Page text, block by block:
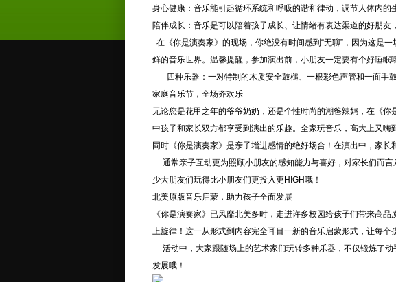
身心健康：音乐能引起循环系统和呼吸的谐和律动，调节人体内
陪伴成长：音乐是可以陪着孩子成长、让情绪有表达渠道的好朋友
在《你是演奏家》的现场，你绝没有时间感到“无聊”，因为这是
鲜的音乐世界。温馨提醒，参加演出前，小朋友一定要有个好睡眠
四种乐器：一对特制的木质安全鼓槌、一根彩色声管和一面手鼓
家庭音乐节，全场齐欢乐
无论您是花甲之年的爷爷奶奶，还是个性时尚的潮爸辣妈，在《
中孩子和家长双方都享受到演出的乐趣。全家玩音乐，高大上又嗨
同时《你是演奏家》是亲子增进感情的绝好场合！在演出中，家长
通常亲子互动更为照顾小朋友的感知能力与喜好，对家长们而
少大朋友们玩得比小朋友们更投入更HIGH哦！
北美原版音乐启蒙，助力孩子全面发展
《你是演奏家》已风靡北美多时，走进许多校园给孩子们带来高
上旋律！这一从形式到内容完全耳目一新的音乐启蒙形式，让每个
活动中，大家跟随场上的艺术家们玩转多种乐器，不仅锻炼了
发展哦！